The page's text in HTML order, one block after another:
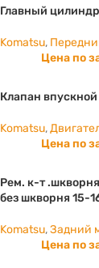
Главный
Komatsu,
Цена по
Клапан впускной
Komatsu,
Цена по
Рем. к-т
без шкворня 15-
Komatsu,Задний
Цена по